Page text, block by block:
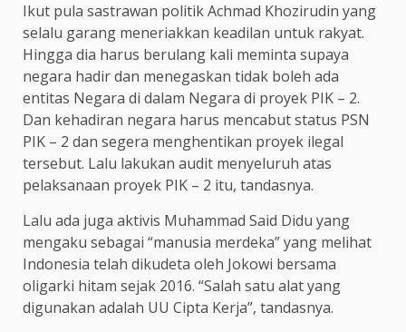
Ikut pula sastrawan politik Achmad Khozirudin yang
selalu garang meneriakkan keadilan untuk rakyat.
Hingga dia harus berulang kali meminta supaya
negara hadir dan menegaskan tidak boleh ada
entitas Negara di dalam Negara di proyek PIK – 2.
Dan kehadiran negara harus mencabut status PSN
PIK – 2 dan segera menghentikan proyek ilegal
tersebut. Lalu lakukan audit menyeluruh atas
pelaksanaan proyek PIK – 2 itu, tandasnya.
Lalu ada juga aktivis Muhammad Said Didu yang
mengaku sebagai “manusia merdeka” yang melihat
Indonesia telah dikudeta oleh Jokowi bersama
oligarki hitam sejak 2016. “Salah satu alat yang
digunakan adalah UU Cipta Kerja”, tandasnya.